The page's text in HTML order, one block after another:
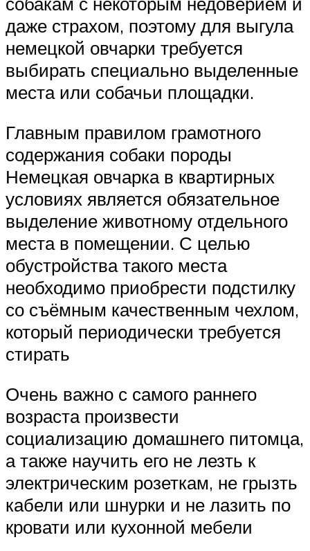
даже страхом, поэтому для выгула
немецкой овчарки требуется
выбирать специально выделенные
места или собачьи площадки.
Главным правилом грамотного
содержания собаки породы
Немецкая овчарка в квартирных
условиях является обязательное
выделение животному отдельного
места в помещении. С целью
обустройства такого места
необходимо приобрести подстилку
со съёмным качественным чехлом,
который периодически требуется
стирать
Очень важно с самого раннего
возраста произвести
социализацию домашнего питомца,
а также научить его не лезть к
электрическим розеткам, не грызть
кабели или шнурки и не лазить по
кровати или кухонной мебели